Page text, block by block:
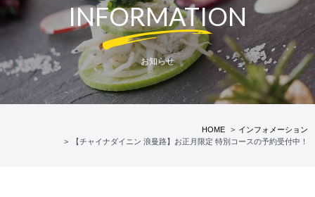
INFORMATION
お知らせ
HOME
インフォメーション
【チャイナダイニン 浪曼路】お正月限定 特別コースの予約受付中！